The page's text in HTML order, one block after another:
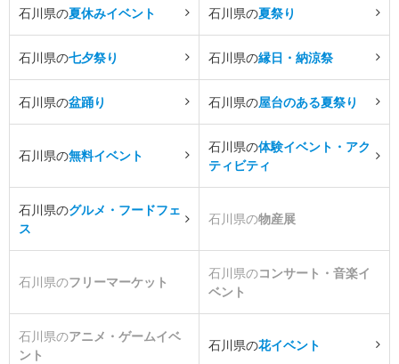
石川県の夏休みイベント 石川県の夏祭り
石川県の七夕祭り 石川県の縁日・納涼祭
石川県の盆踊り 石川県の屋台のある夏祭り
石川県の無料イベント
石川県の体験イベント・アク
ティビティ
石川県のグルメ・フードフェ
ス
石川県の物産展
石川県のフリーマーケット
石川県のコンサート・音楽イ
ベント
石川県のアニメ・ゲームイベ
ント
石川県の花イベント